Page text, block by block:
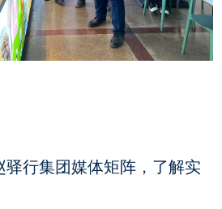
驿行集团媒体矩阵，了解实